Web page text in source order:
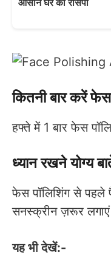
आसान घर की रेसिपी
कितनी बार करें
हफ्ते में 1 बार फेस
ध्यान रखने योग्य
फेस पॉलिशिंग से पहले
सनस्क्रीन ज़रूर
यह भी देखें:-